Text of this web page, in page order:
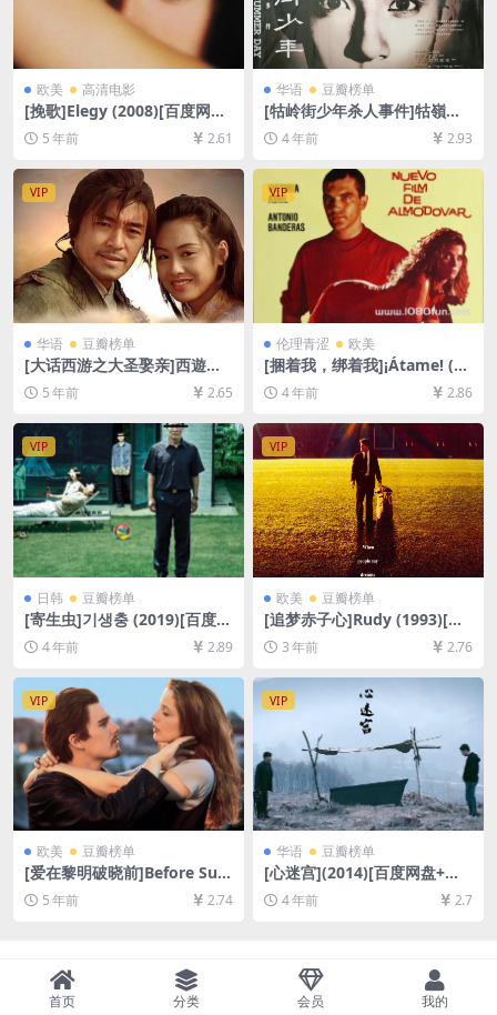
欧美 高清电影
[挽歌]Elegy (2008)[百度网盘
+迅雷云盘资源1080P超清未
删减][MP4/7.2GB][中英字幕]
5 年前 2.61
华语 豆瓣榜单
[牯岭街少年杀人事件]牯嶺街
少年殺人事件 (1991)[百度网
盘+迅雷云盘资源1080P超清
未删减][MP4/14GB][中文字
幕]
4 年前 2.93
VIP
华语 豆瓣榜单
[大话西游之大圣娶亲]西遊記
大結局之仙履奇緣 (1995)[百
度网盘+迅雷云盘资源1080P
超清未删减][MP4/6.4GB][粤
语中字]
5 年前 2.65
VIP
伦理青涩 欧美
[捆着我，绑着我]¡Átame! (19
89)[百度网盘+迅雷云盘资源1
080P超清未删减][MP4/9GB]
[中文字幕]
4 年前 2.86
VIP
日韩 豆瓣榜单
[寄生虫]기생충 (2019)[百度网
盘+夸克网盘+迅雷云盘资源10
80P超清未删减][MP4/8.5GB]
4 年前 2.89
VIP
欧美 豆瓣榜单
[追梦赤子心]Rudy (1993)[百
度网盘+夸克网盘1080P超清
未删减资源][网盘在线播放/下
3 年前 2.76
VIP
欧美 豆瓣榜单
[爱在黎明破晓前]Before Sun
rise (1995)[百度网盘+迅雷云
盘资源1080P超清未删减][MP
5 年前 2.74
VIP
华语 豆瓣榜单
[心迷宫](2014)[百度网盘+迅
雷云盘资源1080P超清未删减]
[MP4/6GB][中文字幕]
4 年前 2.7
首页 分类 会员 我的